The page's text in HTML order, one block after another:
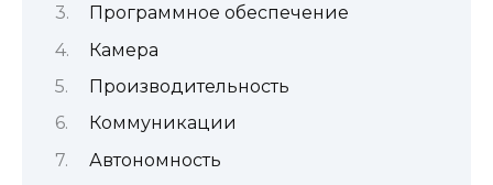
Программное обеспечение
Камера
Производительность
Коммуникации
Автономность